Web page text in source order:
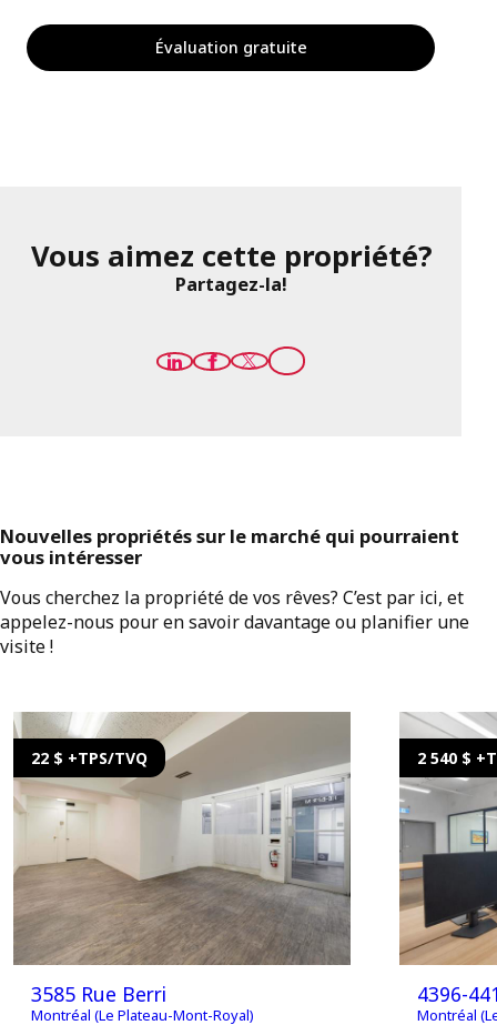
Évaluation gratuite
Vous aimez cette propriété?
Partagez-la!
Nouvelles propriétés sur le marché qui pourraient
vous intéresser
Vous cherchez la propriété de vos rêves? C’est par ici, et
appelez-nous pour en savoir davantage ou planifier une
visite !
22 $ +TPS/TVQ
3585 Rue Berri
Montréal (Le Plateau-Mont-Royal)
2 540 $
4396-
Montréal